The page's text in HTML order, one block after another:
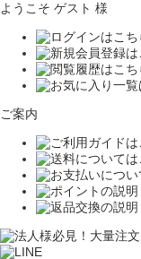
ようこそ ゲスト 様
ご案内